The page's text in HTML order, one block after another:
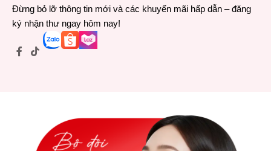
Đừng bỏ lỡ thông tin mới và các khuyến mãi hấp dẫn – đăng
ký nhận thư ngay hôm nay!